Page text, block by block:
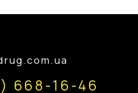
668-16-46